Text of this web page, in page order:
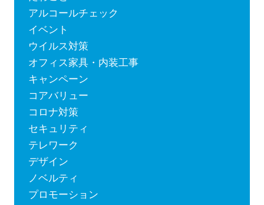
アルコールチェック
イベント
ウイルス対策
オフィス家具・内装工事
キャンペーン
コアバリュー
コロナ対策
セキュリティ
テレワーク
デザイン
ノベルティ
プロモーション